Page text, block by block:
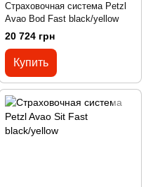
Страховочная система Petzl
Avao Bod Fast black/yellow
20 724 грн
Купить